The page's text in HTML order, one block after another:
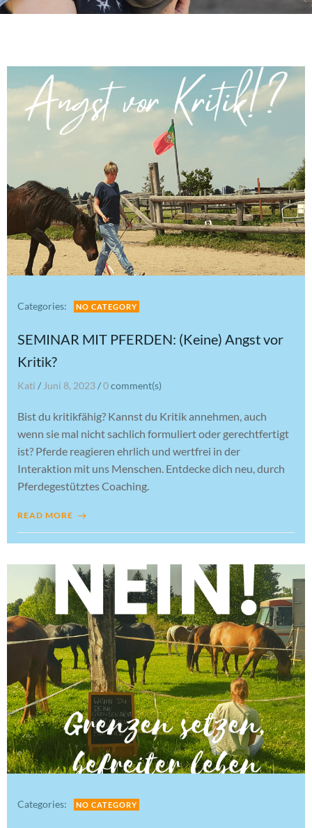
Categories: NO CATEGORY
SEMINAR MIT PFERDEN: (Keine) Angst vor
Kritik?
Kati / Juni 8, 2023/0comment(s)
Bist du kritikfähig? Kannst du Kritik annehmen, auch
wenn sie mal nicht sachlich formuliert oder gerechtfertigt
ist? Pferde reagieren ehrlich und wertfrei in der
Interaktion mit uns Menschen. Entdecke dich neu, durch
Pferdegestütztes Coaching.
READ MORE
Categories: NO CATEGORY